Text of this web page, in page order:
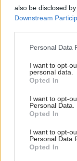
also be disclosed
Downstream
Please note that
not limited to your
grant or deny
use your data for
consent section.
Personal Data
I want to opt-
personal data.
Opted In
I want to opt-
Personal Data.
Opted In
I want to opt-
Personal Data
Opted In
Deti už
svoj život i